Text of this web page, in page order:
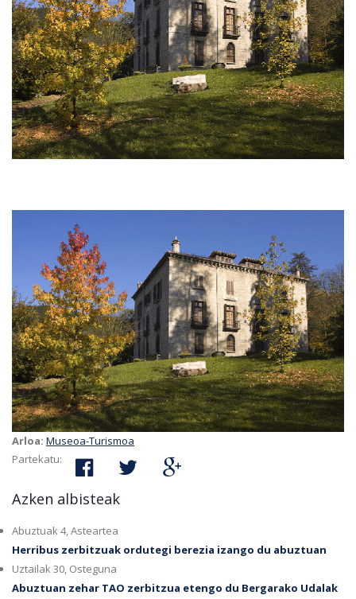
Arloa: Museoa-Turismoa
Partekatu:
Azken albisteak
Abuztuak 4, Asteartea
Herribus zerbitzuak ordutegi berezia izango du abuztuan
Uztailak 30, Osteguna
Abuztuan zehar TAO zerbitzua etengo du Bergarako Udalak